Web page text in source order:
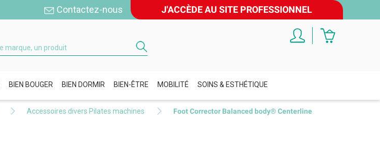
Contactez-nous J'ACCÈDE AU SITE PROFESSIONNEL
BIEN BOUGER BIEN DORMIR BIEN-ÊTRE MOBILITÉ SOINS & ESTHÉTIQUE
Accessoires divers Pilates machines Foot Corrector Balanced body® Centerline